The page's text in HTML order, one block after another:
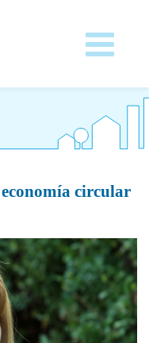
circular